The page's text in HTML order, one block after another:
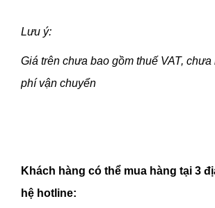
Lưu ý:
Giá trên chưa bao gồm thuế VAT,
phí vận chuyển
Khách hàng có thể mua hàng tại 3
hệ hotline: